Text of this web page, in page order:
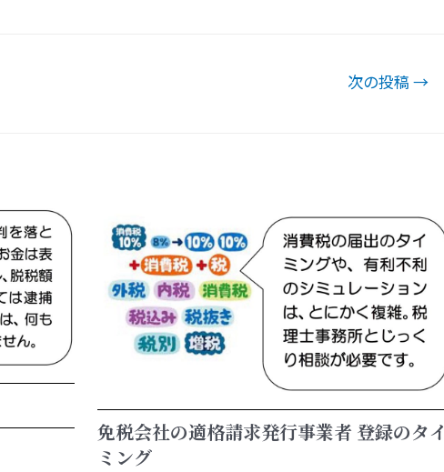
次の投稿→
免税会社の適格請求発行事業者 登録のタイ
ミング